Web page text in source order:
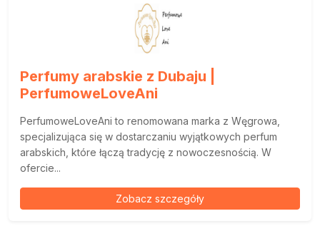
Perfumy arabskie z Dubaju |
PerfumoweLoveAni
PerfumoweLoveAni to renomowana marka z Węgrowa,
specjalizująca się w dostarczaniu wyjątkowych perfum
arabskich, które łączą tradycję z nowoczesnością. W
ofercie...
Zobacz szczegóły